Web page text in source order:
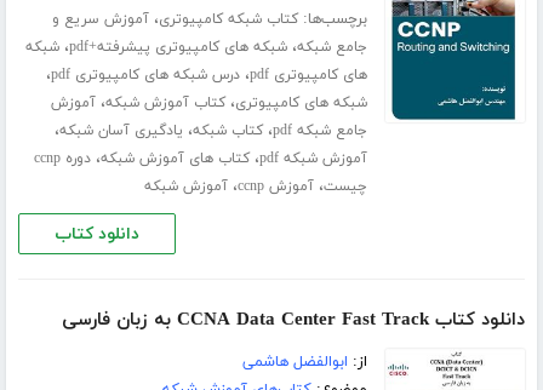
برچسب‌ها:کتاب شبکه کامپیوتری،آموزش سریع و
جامع شبکه،شبکه های کامپیوتری پیشرفته+pdf ،شبکه
های کامپیوتری pdf
،درس شبکه های کامپیوتری pdf ،
شبکه های کامپیوتری،کتاب آموزش شبکه،آموزش
جامع شبکه pdf
،کتاب شبکه، یادگیری آسان شبکه،
آموزش شبکه pdf ،کتاب های آموزش شبکه،
دوره ccnp
چیست،آموزش ccnp ،آموزش شبکه
دانلود کتاب
دانلود کتاب CCNA Data Center Fast Track به زبان فارسی
از: ابوالفضل هاشمی